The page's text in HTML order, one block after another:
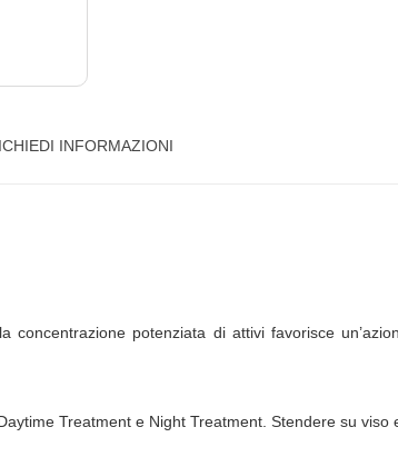
INFORMAZIONI
concentrazione potenziata di attivi favorisce
Treatment e Night Treatment. Stendere su viso